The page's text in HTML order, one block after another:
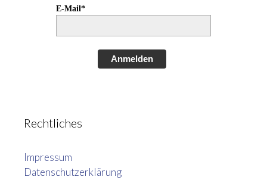
E-Mail*
Anmelden
Rechtliches
Impressum
Datenschutzerklärung